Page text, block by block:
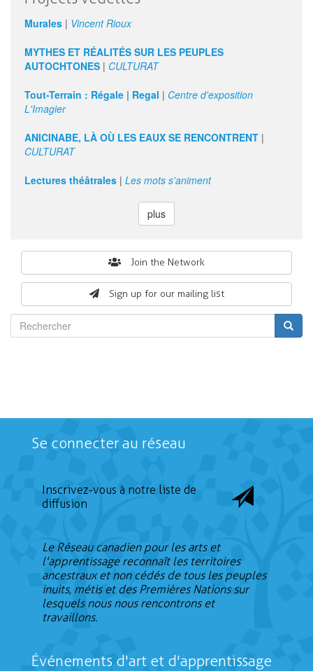
Murales | Vincent Rioux
MYTHES ET RÉALITÉS SUR LES PEUPLES
AUTOCHTONES | CULTURAT
Tout-Terrain : Régale | Regal | Centre d'exposition
L'Imagier
ANICINABE, LÀ OÙ LES EAUX SE RENCONTRENT |
CULTURAT
Lectures théâtrales | Les mots s'animent
plus
Join the Network
Sign up for our mailing list
form
Se connecter au réseau
Inscrivez-vous à notre liste de
diffusion
Le Réseau canadien pour les arts et
l'apprentissage reconnaît les territoires
ancestraux et non cédés de tous les peuples
inuits, métis et des Premières Nations sur
lesquels nous nous rencontrons et
travaillons.
Événements d'art et d'apprentissage